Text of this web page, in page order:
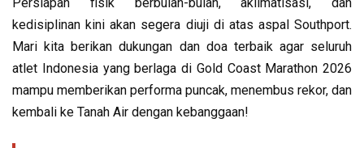
kedisiplinan kini akan segera diuji di atas aspal Southport.
Mari kita berikan dukungan dan doa terbaik agar seluruh
atlet Indonesia yang berlaga di Gold Coast Marathon 2026
mampu memberikan performa puncak, menembus rekor, dan
kembali ke Tanah Air dengan kebanggaan!